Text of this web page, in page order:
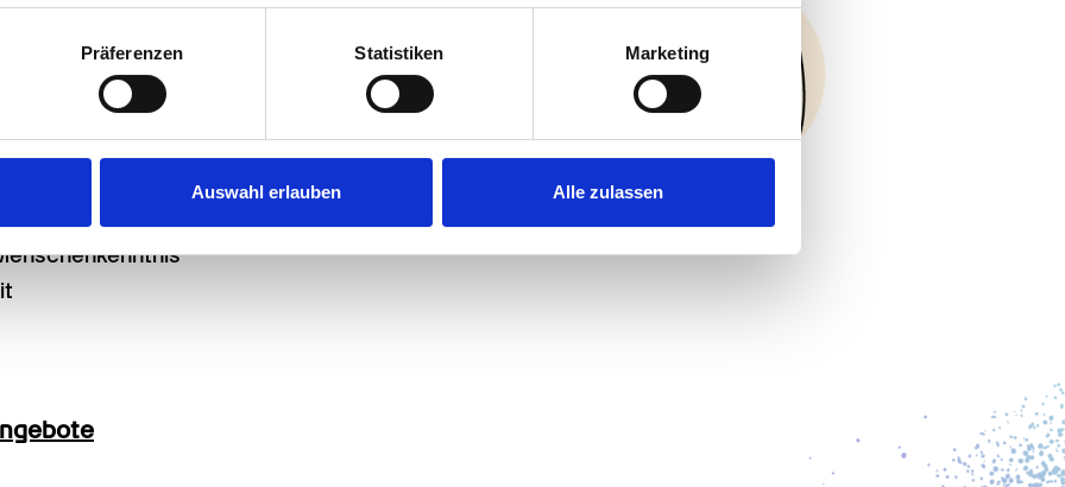
geografische Lage erfassen, welche bis auf einige Meter genau sein können
Scannen nach bestimmten Merkmalen (Fingerprinting) identifizieren
Ihre persönlichen Daten verarbeitet werden, und legen Sie Ihre Präferenzen imAbschnitt
und Anzeigen zu personalisieren, Funktionen für soziale Medien anbieten zu können
zu analysieren. Außerdem geben wir Informationen zu Ihrer Verwendung unserer
soziale Medien, Werbung und Analysen weiter. Unsere Partner führen diese Informationen
Präferenzen Statistiken Marketing
Auswahl erlauben Alle zulassen
Hilfsbereitschaft